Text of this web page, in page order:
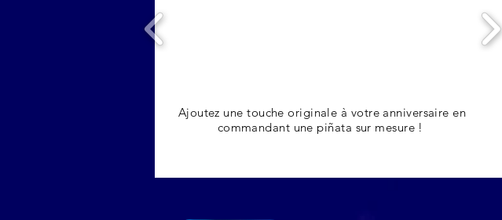
Ajoutez une touche originale à votre anniversaire en
commandant une piñata sur mesure !